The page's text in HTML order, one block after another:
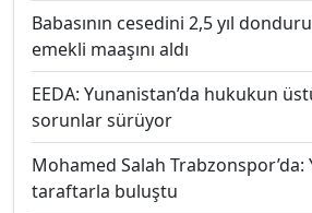
Babasının cesedini 2,5 yıl
emekli maaşını aldı
EEDA: Yunanistan’da hukukun
sorunlar sürüyor
Mohamed Salah Trabzonspor’da:
taraftarla buluştu